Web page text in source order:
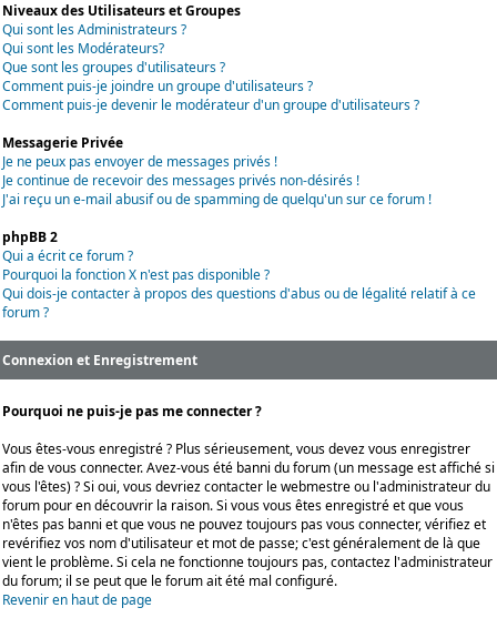
Niveaux des Utilisateurs et Groupes
Qui sont les Administrateurs ?
Qui sont les Modérateurs?
Que sont les groupes d'utilisateurs ?
Comment puis-je joindre un groupe d'utilisateurs ?
Comment puis-je devenir le modérateur d'un groupe d'utilisateurs ?
Messagerie Privée
Je ne peux pas envoyer de messages privés !
Je continue de recevoir des messages privés non-désirés !
J'ai reçu un e-mail abusif ou de spamming de quelqu'un sur ce forum !
phpBB 2
Qui a écrit ce forum ?
Pourquoi la fonction X n'est pas disponible ?
Qui dois-je contacter à propos des questions d'abus ou de légalité relatif à ce
forum ?
Connexion et Enregistrement
Pourquoi ne puis-je pas me connecter ?
Vous êtes-vous enregistré ? Plus sérieusement, vous devez vous enregistrer
afin de vous connecter. Avez-vous été banni du forum (un message est affiché si
vous l'êtes) ? Si oui, vous devriez contacter le webmestre ou l'administrateur du
forum pour en découvrir la raison. Si vous vous êtes enregistré et que vous
n'êtes pas banni et que vous ne pouvez toujours pas vous connecter, vérifiez et
revérifiez vos nom d'utilisateur et mot de passe; c'est généralement de là que
vient le problème. Si cela ne fonctionne toujours pas, contactez l'administrateur
du forum; il se peut que le forum ait été mal configuré.
Revenir en haut de page